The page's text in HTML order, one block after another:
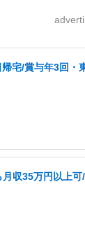
宅/賞与年3回・
収35万円以上